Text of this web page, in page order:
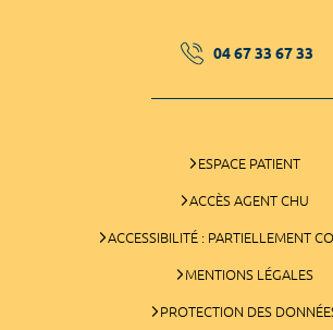
04 67 33 67 33
ESPACE PATIENT
ACCÈS AGENT CHU
ACCESSIBILITÉ : PARTIELLEMENT
MENTIONS LÉGALES
PROTECTION DES